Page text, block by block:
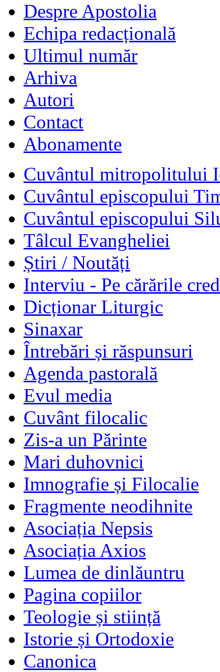
Despre Apostolia
Echipa redacțională
Ultimul număr
Arhiva
Autori
Contact
Abonamente
Cuvântul mitropolitului
Cuvântul episcopului
Cuvântul episcopului
Tâlcul Evangheliei
Știri / Noutăți
Interviu - Pe cărările
Dicționar Liturgic
Sinaxar
Întrebări și răspunsuri
Agenda pastorală
Evul media
Cuvânt filocalic
Zis-a un Părinte
Mari duhovnici
Imnografie și Filocalie
Fragmente neodihnite
Asociația Nepsis
Asociația Axios
Lumea de dinlăuntru
Pagina copiilor
Teologie și stiință
Istorie și Ortodoxie
Canonica